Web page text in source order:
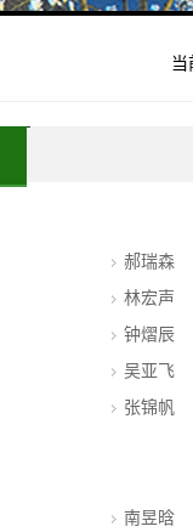
当
郝瑞森
林宏声
钟熠辰
吴亚飞
张锦帆
南昱晗